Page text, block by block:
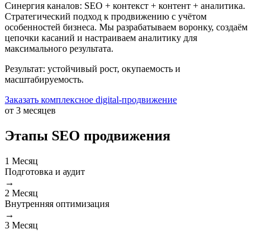
Синергия каналов: SEO + контекст + контент + аналитика.
Стратегический подход к продвижению с учётом
особенностей бизнеса. Мы разрабатываем воронку, создаём
цепочки касаний и настраиваем аналитику для
максимального результата.
Результат: устойчивый рост, окупаемость и
масштабируемость.
Заказать комплексное digital-продвижение
от 3 месяцев
Этапы SEO продвижения
1 Месяц
Подготовка и аудит
→
2 Месяц
Внутренняя оптимизация
→
3 Месяц